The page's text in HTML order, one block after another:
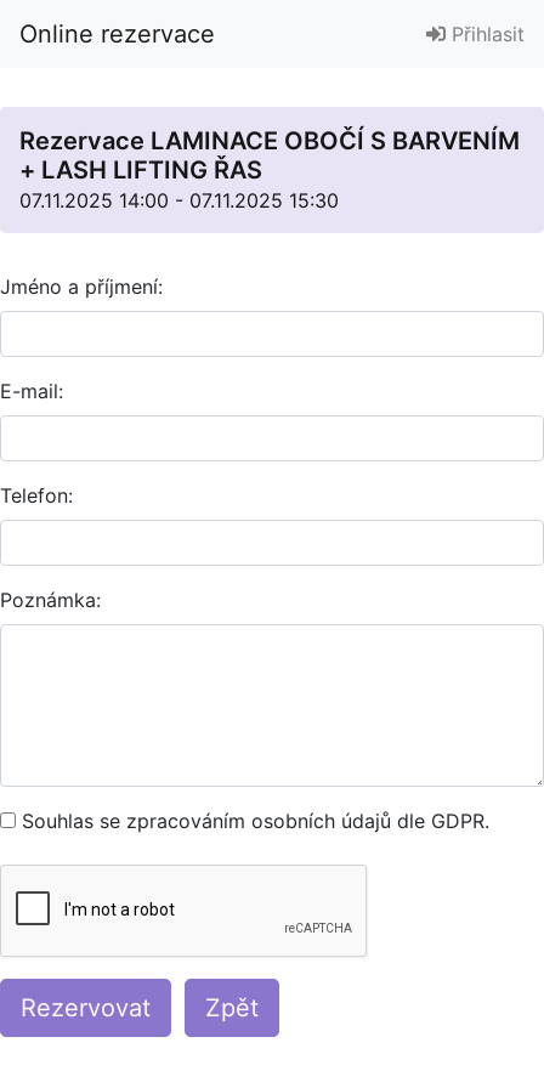
Online rezervace Přihlasit
Rezervace LAMINACE OBOČÍ S BARVENÍM
+ LASH LIFTING ŘAS
07.11.2025 14:00 - 07.11.2025 15:30
Jméno a příjmení:
E-mail:
Telefon:
Poznámka:
Souhlas se zpracováním osobních údajů dle GDPR.
Rezervovat Zpět